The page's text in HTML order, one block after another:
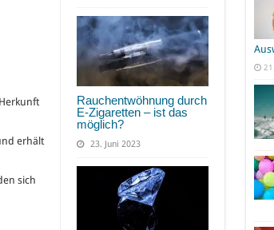
Rauchentwöhnung durch
E-Zigaretten – ist das
möglich?
23. Juni 2023
erhält
sich